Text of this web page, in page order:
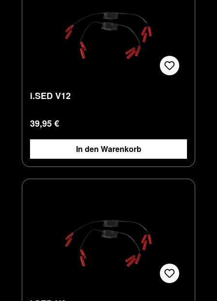
i.SED V12
Regulärer Preis:
39,95 €
In den Warenkorb